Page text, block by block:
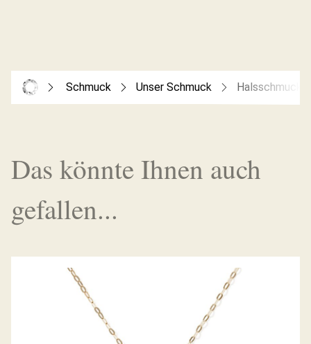
Schmuck Unser Schmuck Halsschmuck
Das könnte Ihnen auch
gefallen...
SIGNATURE COLLIER SPARKLE PAVE